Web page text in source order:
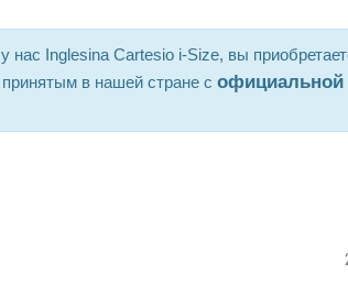
нас Inglesina Cartesio i-Size, вы
в нашей стране с официальной